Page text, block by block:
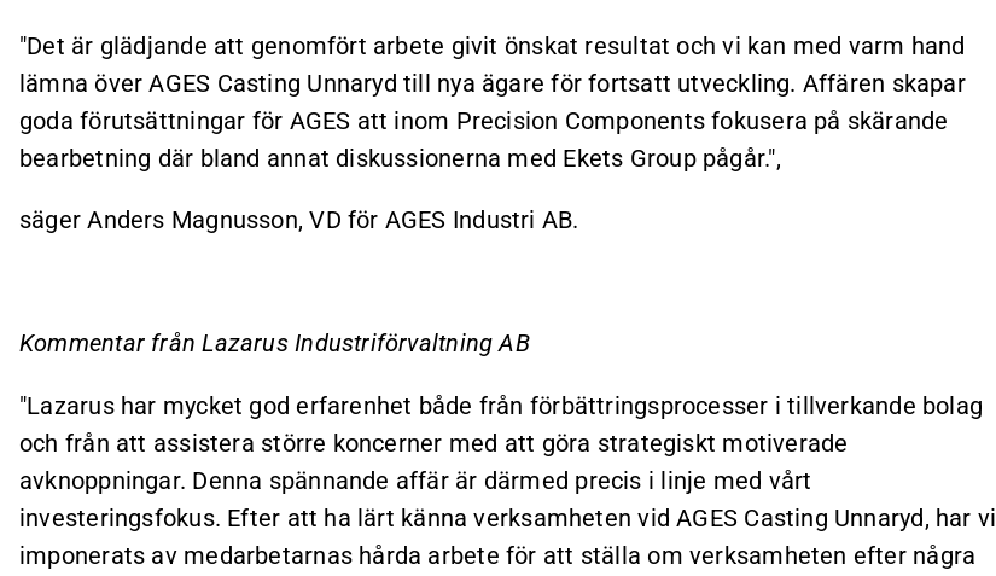
"Det är glädjande att genomfört arbete givit önskat resultat och vi kan med varm hand
lämna över AGES Casting Unnaryd till nya ägare för fortsatt utveckling. Affären skapar
goda förutsättningar för AGES att inom Precision Components fokusera på skärande
bearbetning där bland annat diskussionerna med Ekets Group pågår.",
säger Anders Magnusson, VD för AGES Industri AB.
Kommentar från Lazarus Industriförvaltning AB
"Lazarus har mycket god erfarenhet både från förbättringsprocesser i tillverkande bolag
och från att assistera större koncerner med att göra strategiskt motiverade
avknoppningar. Denna spännande affär är därmed precis i linje med vårt
investeringsfokus. Efter att ha lärt känna verksamheten vid AGES Casting Unnaryd, har vi
imponerats av medarbetarnas hårda arbete för att ställa om verksamheten efter några